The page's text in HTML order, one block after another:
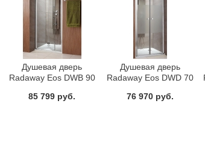
Душевая дверь
Radaway Eos DWB 90
85 799 руб.
Душевая дверь
Radaway Eos DWD 70
76 970 руб.